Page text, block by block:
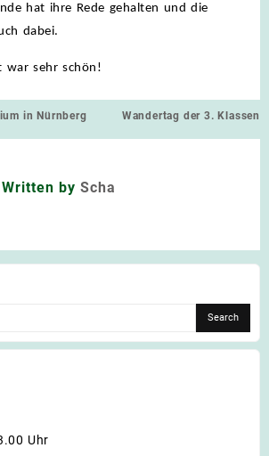
hat ihre Rede gehalten und die
dabei.
war sehr schön!
in Nürnberg Wandertag der 3. Klassen
Written by Scha
Uhr